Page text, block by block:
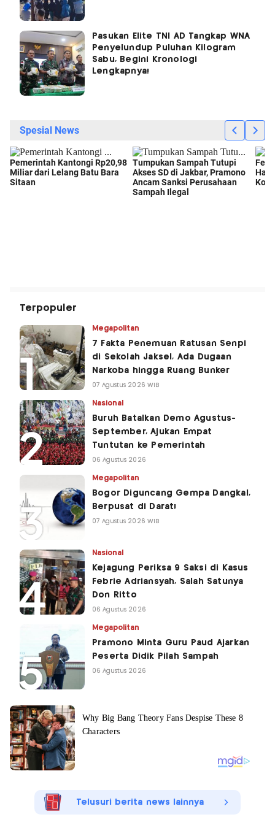
Pasukan Elite TNI AD Tangkap WNA
Penyelundup Puluhan Kilogram
Sabu, Begini Kronologi
Lengkapnya!
Terpopuler
Megapolitan
7 Fakta Penemuan Ratusan Senpi
di Sekolah Jaksel, Ada Dugaan
Narkoba hingga Ruang Bunker
07 Agustus 2026 WIB
Nasional
Buruh Batalkan Demo Agustus-
September, Ajukan Empat
Tuntutan ke Pemerintah
06 Agustus 2026
Megapolitan
Bogor Diguncang Gempa Dangkal,
Berpusat di Darat!
07 Agustus 2026 WIB
Nasional
Kejagung Periksa 9 Saksi di Kasus
Febrie Adriansyah, Salah Satunya
Don Ritto
06 Agustus 2026
Megapolitan
Pramono Minta Guru Paud Ajarkan
Peserta Didik Pilah Sampah
06 Agustus 2026
Telusuri berita news lainnya